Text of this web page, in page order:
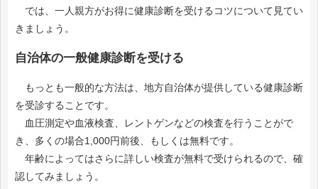
では、一人親方がお得に健康診断を受けるコツについて見てい
きましょう。
自治体の一般健康診断を受ける
もっとも一般的な方法は、地方自治体が提供している健康診断
を受診することです。
血圧測定や血液検査、レントゲンなどの検査を行うことがで
き、多くの場合1,000円前後、もしくは無料です。
年齢によってはさらに詳しい検査が無料で受けられるので、確
認してみましょう。